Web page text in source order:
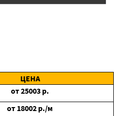
ЦЕНА
от25003 р.
от 18002 р./м